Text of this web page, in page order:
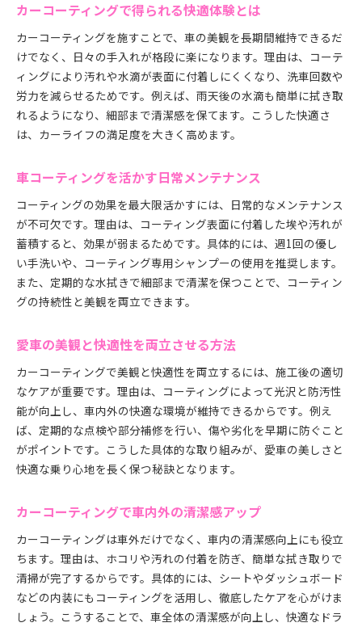
カーコーティングで得られる快適体験とは
カーコーティングを施すことで、車の美観を長期間維持できるだ
けでなく、日々の手入れが格段に楽になります。理由は、コーテ
ィングにより汚れや水滴が表面に付着しにくくなり、洗車回数や
労力を減らせるためです。例えば、雨天後の水滴も簡単に拭き取
れるようになり、細部まで清潔感を保てます。こうした快適さ
は、カーライフの満足度を大きく高めます。
車コーティングを活かす日常メンテナンス
コーティングの効果を最大限活かすには、日常的なメンテナンス
が不可欠です。理由は、コーティング表面に付着した埃や汚れが
蓄積すると、効果が弱まるためです。具体的には、週1回の優し
い手洗いや、コーティング専用シャンプーの使用を推奨します。
また、定期的な水拭きで細部まで清潔を保つことで、コーティン
グの持続性と美観を両立できます。
愛車の美観と快適性を両立させる方法
カーコーティングで美観と快適性を両立するには、施工後の適切
なケアが重要です。理由は、コーティングによって光沢と防汚性
能が向上し、車内外の快適な環境が維持できるからです。例え
ば、定期的な点検や部分補修を行い、傷や劣化を早期に防ぐこと
がポイントです。こうした具体的な取り組みが、愛車の美しさと
快適な乗り心地を長く保つ秘訣となります。
カーコーティングで車内外の清潔感アップ
カーコーティングは車外だけでなく、車内の清潔感向上にも役立
ちます。理由は、ホコリや汚れの付着を防ぎ、簡単な拭き取りで
清掃が完了するからです。具体的には、シートやダッシュボード
などの内装にもコーティングを活用し、徹底したケアを心がけま
しょう。こうすることで、車全体の清潔感が向上し、快適なドラ